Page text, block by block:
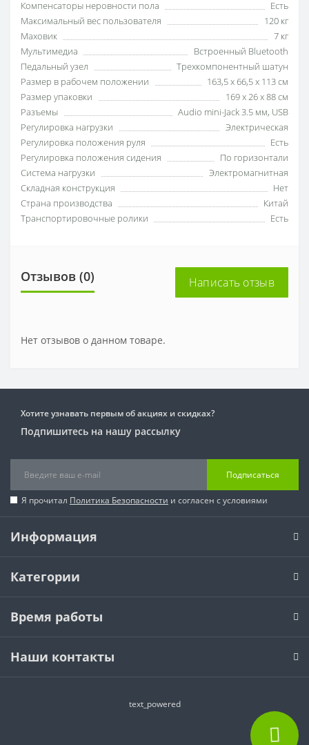
Компенсаторы неровности пола
Есть
Максимальный вес пользователя
120 кг
Маховик
7 кг
Мультимедиа
Встроенный Bluetooth
Педальный узел
Трехкомпонентный шатун
Размер в рабочем положении
163,5 х 66,5 х 113 см
Размер упаковки
169 х 26 х 88 см
Разъемы
Audio mini-Jack 3.5 мм, USB
Регулировка нагрузки
Электрическая
Регулировка положения руля
Есть
Регулировка положения сидения
По горизонтали
Система нагрузки
Электромагнитная
Складная конструкция
Нет
Страна производства
Китай
Транспортировочные ролики
Есть
Отзывов (0) Написать отзыв
Нет отзывов о данном товаре.
Хотите узнавать первым об акциях и скидках?
Подпишитесь на нашу рассылку
Подписаться
Я прочитал Политика Безопасности и согласен с условиями
Информация
Категории
Время работы
Наши контакты
text_powered